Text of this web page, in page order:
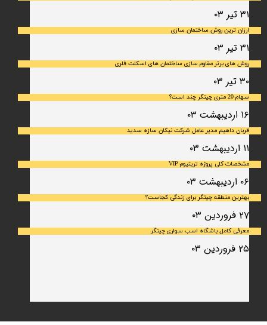
۳۱ تیر ۰۳
ارزان ترین روش ساختمان سازی
۳۱ تیر ۰۳
روش های برتر مقاوم سازی ساختمان های اسکلت فلری
۳۰ تیر ۰۳
سهام 20 متری چیتگر چند است؟
۱۶ اردیبهشت ۰۳
قربان داهیم مدیر عامل شرکت نیکان سازه سدید
۱۱ اردیبهشت ۰۳
مشخصات کلی پروژه تریتیوم VIP
۰۶ اردیبهشت ۰۳
بهترین منطقه چیتگر برای زندگی کجاست؟
۲۷ فروردین ۰۳
معرفی کامل باشگاه اسب سواری چیتگر
۲۵ فروردین ۰۳